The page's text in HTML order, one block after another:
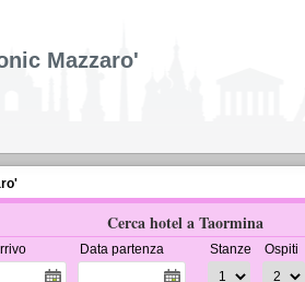
Mazzaro'
Cerca hotel a Taormina
Data partenza Stanze Ospiti